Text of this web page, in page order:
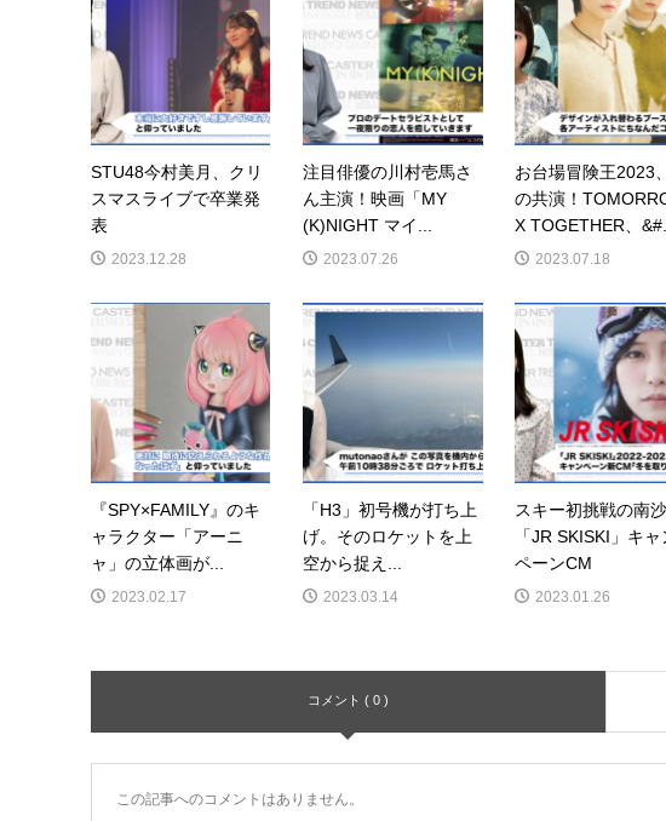
STU48今村美月、クリ
スマスライブで卒業発
表
2023.12.28
注目俳優の川村壱馬さ
ん主演！映画「MY
(K)NIGHT マイ...
2023.07.26
お台場冒険王2023
の共演！
X TOGETHER、
2023.07.18
『SPY×FAMILY』のキ
ャラクター「アーニ
ャ」の立体画が...
2023.02.17
「H3」初号機が打ち上
げ。そのロケットを上
空から捉え...
2023.03.14
スキー初挑戦の南
「JR SKISKI」キャ
ペーンCM
2023.01.26
コメント ( 0 )
この記事へのコメントはありません。